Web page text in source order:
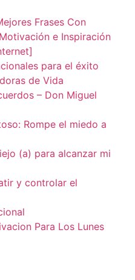
Frases Con
e Inspiración
para el éxito
de Vida
– Don Miguel
Rompe el miedo a
(a) para alcanzar mi
y controlar el
Para Los Lunes